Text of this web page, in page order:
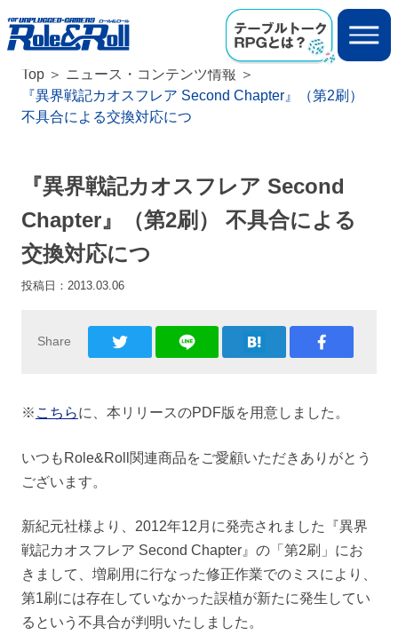
Top
ニュース・コンテンツ情報
『異界戦記カオスフレア Second Chapter』（第2刷）
不具合による交換対応につ
『異界戦記カオスフレア Second
Chapter』（第2刷） 不具合による
交換対応につ
投稿日： 2013.03.06
Share
※ こちらに、本リリースのPDF版を用意しました。
いつもRole&Roll関連商品をご愛顧いただきありがとう
ございます。
新紀元社様より、2012年12月に発売されました『異界
戦記カオスフレア Second Chapter』の「第2刷」にお
きまして、増刷用に行なった修正作業でのミスにより、
第1刷には存在していなかった誤植が新たに発生してい
るという不具合が判明いたしました。